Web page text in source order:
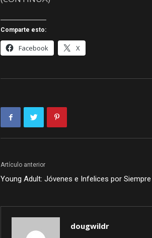
Comparte esto:
Facebook X
Artículo anterior
Young Adult: Jóvenes e Infelices por Siempre
dougwildr